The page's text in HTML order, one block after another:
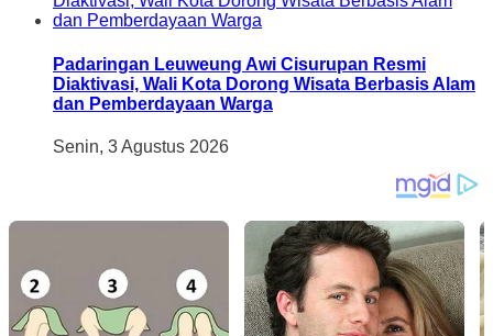
Padaringan Leuweung Awi Cisurupan Resmi
Diaktivasi, Wali Kota Dorong Wisata Berbasis Alam
dan Pemberdayaan Warga
Senin, 3 Agustus 2026